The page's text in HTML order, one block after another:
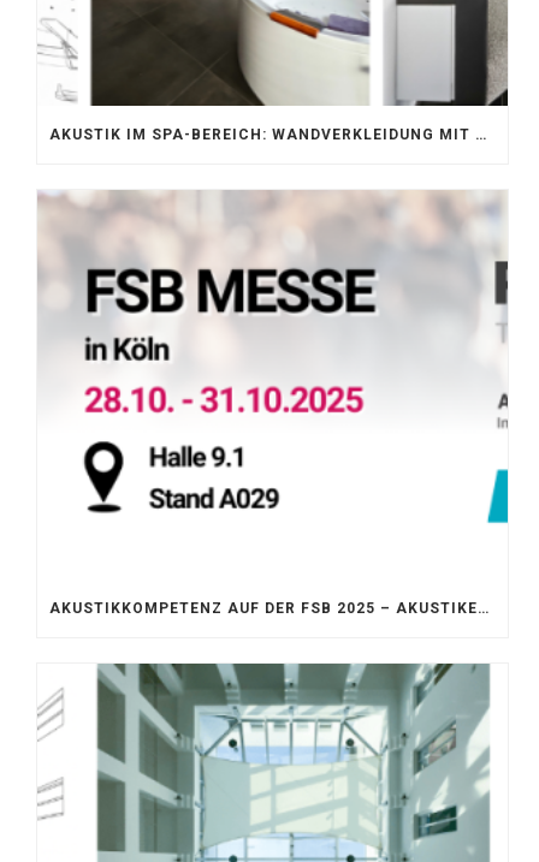
AKUSTIK IM SPA-BEREICH: WANDVERKLEIDUNG MIT SILENTPROTECT CORE
AKUSTIKKOMPETENZ AUF DER FSB 2025 – AKUSTIKELEMENTE FÜR DIE LEBENSRÄUME VON MORGEN